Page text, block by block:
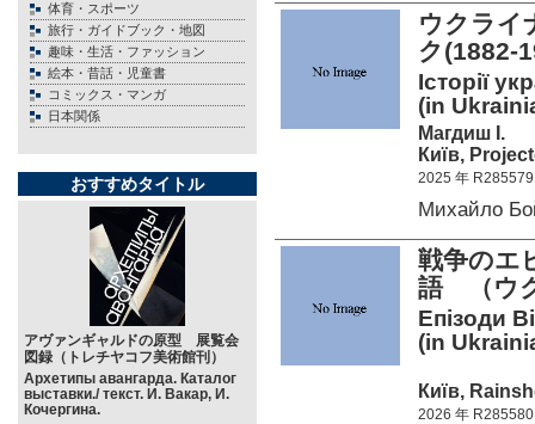
体育・スポーツ
旅行・ガイドブック・地図
趣味・生活・ファッション
絵本・昔話・児童書
コミックス・マンガ
日本関係
おすすめタイトル
アヴァンギャルドの原型 展覧会
図録（トレチヤコフ美術館刊）
Архетипы авангарда. Каталог
выставки./ текст. И. Вакар, И.
Кочергина.
ウクライ
ク(1882-
Історії
(in
Магдиш І.
Київ,
2025 年 R285579
Михайло
戦争のエ
語 （ウ
Епізоди
(in
Київ,
2026 年 R285580